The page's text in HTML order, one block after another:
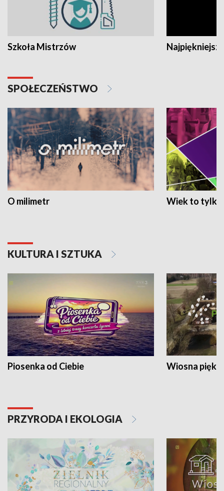
Szkoła Mistrzów
SPOŁECZEŃSTWO
O milimetr Wiek to tylko
KULTURA I SZTUKA
Piosenka od Ciebie Wiosna
PRZYRODA I EKOLOGIA